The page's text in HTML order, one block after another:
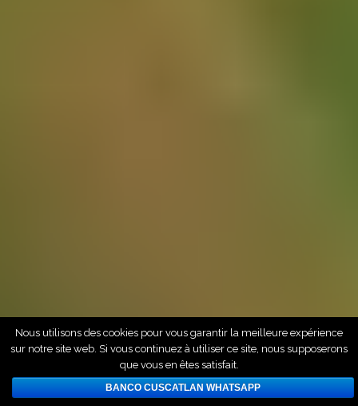
Nous utilisons des cookies pour vous garantir la meilleure expérience
sur notre site web. Si vous continuez à utiliser ce site, nous supposerons
que vous en êtes satisfait.
BANCO CUSCATLAN WHATSAPP